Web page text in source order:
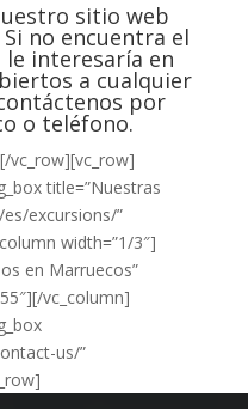
sitio web
no encuentra el
interesaría en
a cualquier
por
o teléfono.
vc_row][vc_row]
title=”Nuestras
excursions/”
width=”1/3″]
en Marruecos”
vc_column]
us/”